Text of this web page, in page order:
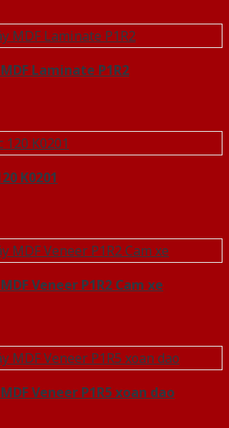
Laminate P1R2
K0201
Veneer P1R2 Cam xe
Veneer P1R5 xoan dao